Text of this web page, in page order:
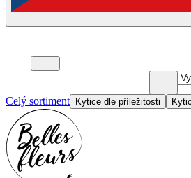
Celý sortiment Kytice dle příležitosti